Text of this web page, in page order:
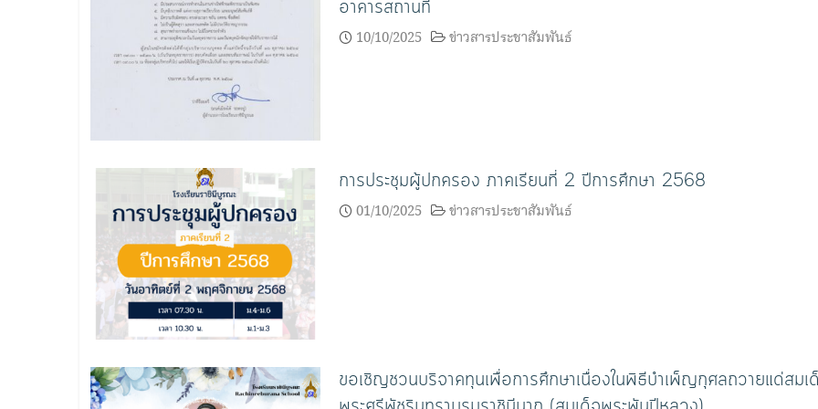
อาคารสถานที่
10/10/2025 ข่าวสารประชาสัมพันธ์
การประชุมผู้ปกครอง ภาคเรียนที่ 2 ปีการศึกษา 2568
01/10/2025 ข่าวสารประชาสัมพันธ์
ขอเชิญชวนบริจาคทุนเพื่อการศึกษาเนื่องในพิธีบำเพ็ญกุศลถวายแด่สมเ